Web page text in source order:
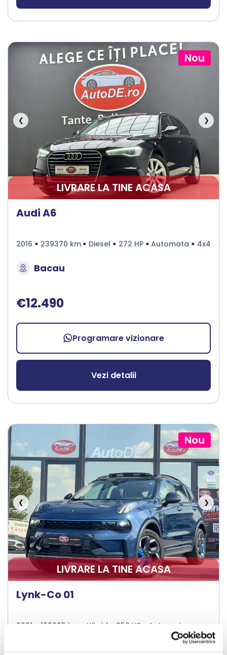
Nou
❮ ❯
LIVRARE LA TINE ACASA
Audi A6
2016 239370 km Diesel 272 HP Automata 4x4
Bacau
€12.490
Programare vizionare
Vezi detalii
Nou
❮ ❯
LIVRARE LA TINE ACASA
Lynk-Co 01
2021 162225 km Hibrid 256 HP Automata